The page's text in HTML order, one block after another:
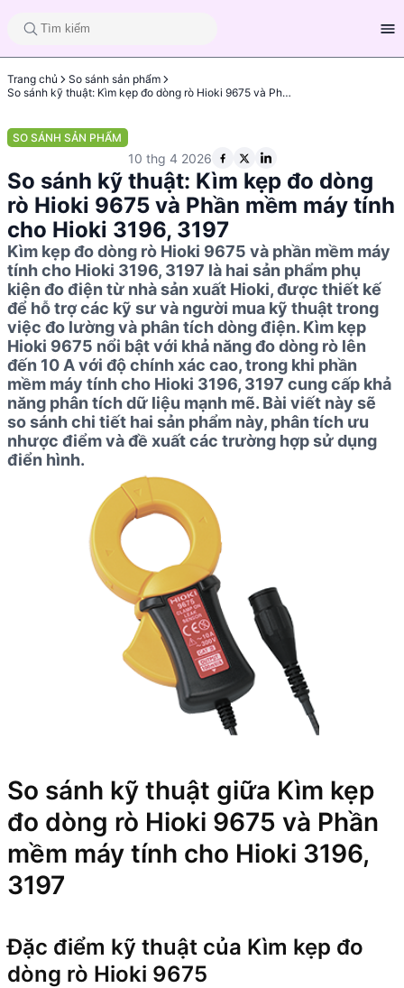
Trang chủ
So sánh sản phẩm
So sánh kỹ thuật: Kìm kẹp đo dòng rò Hioki 9675 và Phần mềm máy tính cho Hioki 3196, 3197
SO SÁNH SẢN PHẨM
10 thg 4 2026
So sánh kỹ thuật: Kìm kẹp đo dòng
rò Hioki 9675 và Phần mềm máy tính
cho Hioki 3196, 3197
Kìm kẹp đo dòng rò Hioki 9675 và phần mềm máy
tính cho Hioki 3196, 3197 là hai sản phẩm phụ
kiện đo điện từ nhà sản xuất Hioki, được thiết kế
để hỗ trợ các kỹ sư và người mua kỹ thuật trong
việc đo lường và phân tích dòng điện. Kìm kẹp
Hioki 9675 nổi bật với khả năng đo dòng rò lên
đến 10 A với độ chính xác cao, trong khi phần
mềm máy tính cho Hioki 3196, 3197 cung cấp khả
năng phân tích dữ liệu mạnh mẽ. Bài viết này sẽ
so sánh chi tiết hai sản phẩm này, phân tích ưu
nhược điểm và đề xuất các trường hợp sử dụng
điển hình.
So sánh kỹ thuật giữa Kìm kẹp
đo dòng rò Hioki 9675 và Phần
mềm máy tính cho Hioki 3196,
3197
Đặc điểm kỹ thuật của Kìm kẹp đo
dòng rò Hioki 9675